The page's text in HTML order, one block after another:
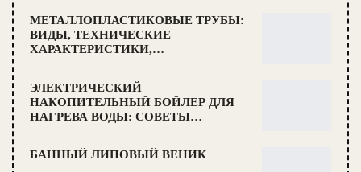
МЕТАЛЛОПЛАСТИКОВЫЕ ТРУБЫ:
ВИДЫ, ТЕХНИЧЕСКИЕ
ХАРАКТЕРИСТИКИ,…
ЭЛЕКТРИЧЕСКИЙ
НАКОПИТЕЛЬНЫЙ БОЙЛЕР ДЛЯ
НАГРЕВА ВОДЫ: СОВЕТЫ…
БАННЫЙ ЛИПОВЫЙ ВЕНИК